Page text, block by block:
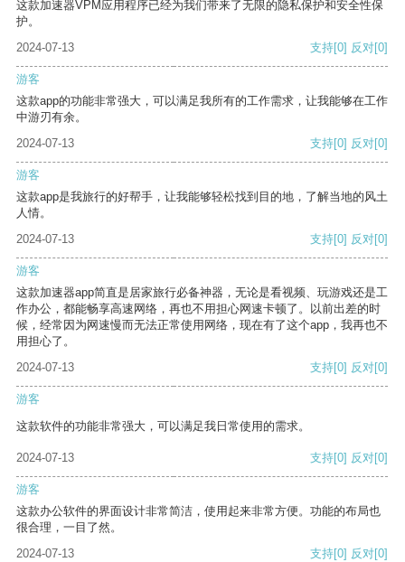
这款加速器VPM应用程序已经为我们带来了无限的隐私保护和安全性保
护。
2024-07-13
支持[0] 反对[0]
游客
这款app的功能非常强大，可以满足我所有的工作需求，让我能够在工作
中游刃有余。
2024-07-13
支持[0] 反对[0]
游客
这款app是我旅行的好帮手，让我能够轻松找到目的地，了解当地的风土
人情。
2024-07-13
支持[0] 反对[0]
游客
这款加速器app简直是居家旅行必备神器，无论是看视频、玩游戏还是工
作办公，都能畅享高速网络，再也不用担心网速卡顿了。以前出差的时
候，经常因为网速慢而无法正常使用网络，现在有了这个app，我再也不
用担心了。
2024-07-13
支持[0] 反对[0]
游客
这款软件的功能非常强大，可以满足我日常使用的需求。
2024-07-13 支持[0] 反对[0]
游客
这款办公软件的界面设计非常简洁，使用起来非常方便。功能的布局也
很合理，一目了然。
2024-07-13
支持[0] 反对[0]